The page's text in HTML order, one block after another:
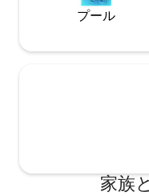
プール
家族